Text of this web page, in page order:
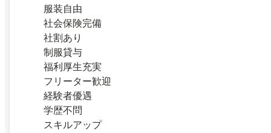
服装自由
社会保険完備
社割あり
制服貸与
福利厚生充実
フリーター歓迎
経験者優遇
学歴不問
スキルアップ